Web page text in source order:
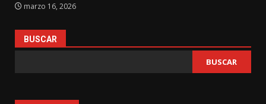
marzo 16, 2026
BUSCAR
BUSCAR